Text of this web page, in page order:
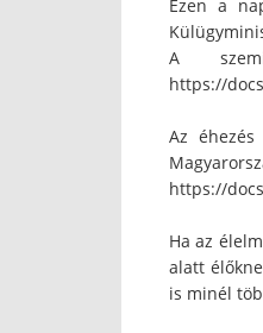
Ezen a
A
https://
Az
https://
Ha az
alatt
is minél